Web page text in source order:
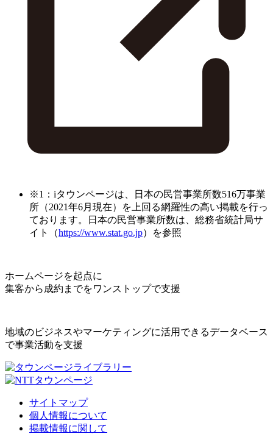
※1：iタウンページは、日本の民営事業所数516万事業
所（2021年6月現在）を上回る網羅性の高い掲載を行っ
ております。日本の民営事業所数は、総務省統計局サ
イト（https://www.stat.go.jp）を参照
ホームページを起点に
集客から成約までをワンストップで支援
地域のビジネスやマーケティングに活用できるデータベース
で事業活動を支援
サイトマップ
個人情報について
掲載情報に関して